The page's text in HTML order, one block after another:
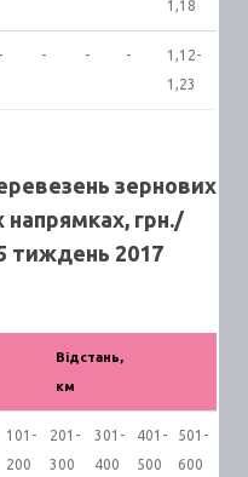
1,18
- - - -
1,12-
1,23
зернових
напрямках, грн./
тиждень 2017
Відстань,
км
101-
200
201-
300
301-
400
401-
500
501-
600